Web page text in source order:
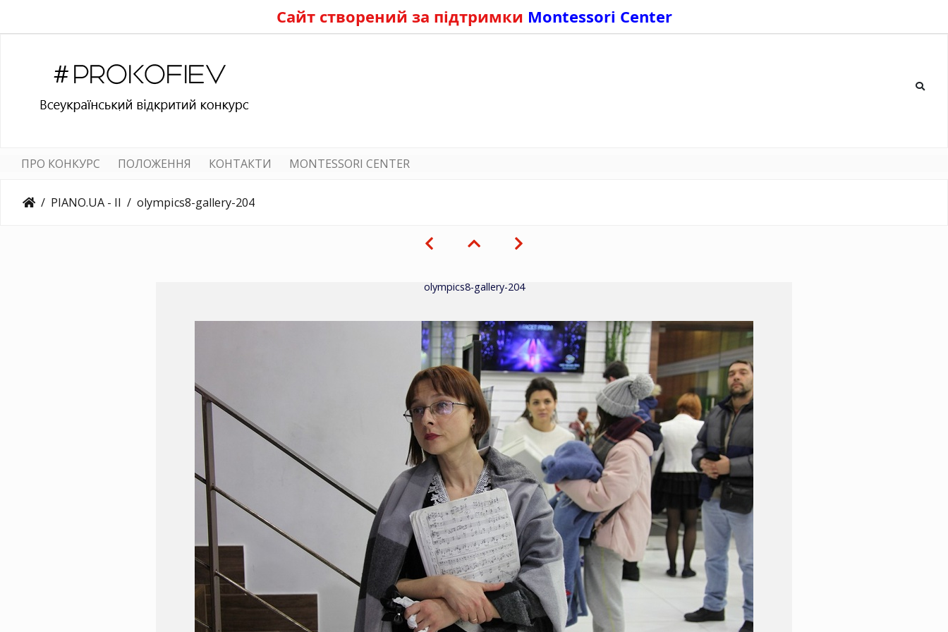
Сайт створений за підтримки Montessori Center
ПРО КОНКУРС ПОЛОЖЕННЯ КОНТАКТИ MONTESSORI CENTER
PIANO.UA - II olympics8-gallery-204
olympics8-gallery-204